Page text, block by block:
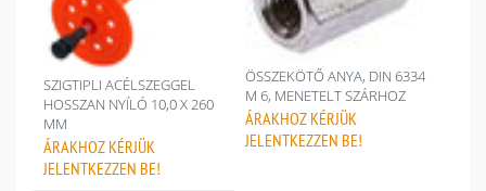
SZIGTIPLI ACÉLSZEGGEL
HOSSZAN NYÍLÓ 10,0 X 260
MM
ÁRAKHOZ KÉRJÜK
JELENTKEZZEN BE!
ÖSSZEKÖTŐ ANYA, DIN 6334
M 6, MENETELT SZÁRHOZ
ÁRAKHOZ KÉRJÜK
JELENTKEZZEN BE!